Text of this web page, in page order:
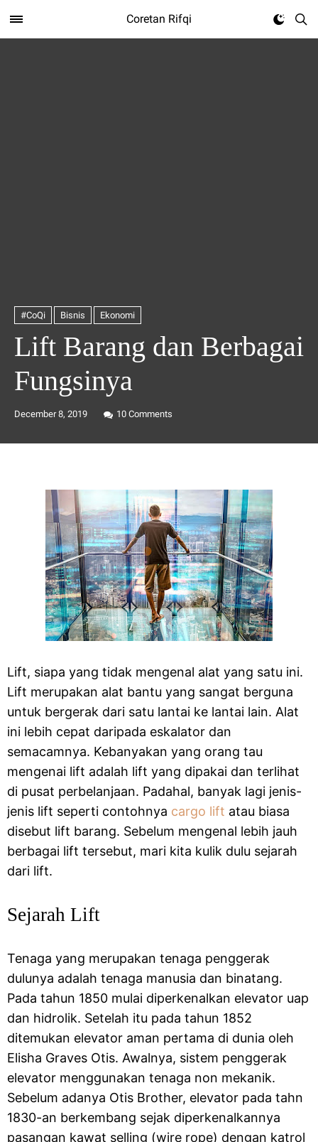
Coretan Rifqi
#CoQi Bisnis Ekonomi
Lift Barang dan Berbagai
Fungsinya
December 8, 2019 10 Comments
Lift, siapa yang tidak mengenal alat yang satu ini.
Lift merupakan alat bantu yang sangat berguna
untuk bergerak dari satu lantai ke lantai lain. Alat
ini lebih cepat daripada eskalator dan
semacamnya. Kebanyakan yang orang tau
mengenai lift adalah lift yang dipakai dan terlihat
di pusat perbelanjaan. Padahal, banyak lagi jenis-
jenis lift seperti contohnya cargo lift atau biasa
disebut lift barang. Sebelum mengenal lebih jauh
berbagai lift tersebut, mari kita kulik dulu sejarah
dari lift.
Sejarah Lift
Tenaga yang merupakan tenaga penggerak
dulunya adalah tenaga manusia dan binatang.
Pada tahun 1850 mulai diperkenalkan elevator uap
dan hidrolik. Setelah itu pada tahun 1852
ditemukan elevator aman pertama di dunia oleh
Elisha Graves Otis. Awalnya, sistem penggerak
elevator menggunakan tenaga non mekanik.
Sebelum adanya Otis Brother, elevator pada tahn
1830-an berkembang sejak diperkenalkannya
pasangan kawat selling (wire rope) dengan katrol